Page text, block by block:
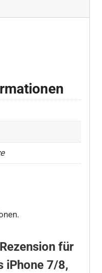
für
iPhone 7/8,